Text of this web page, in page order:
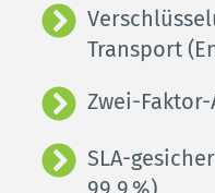
Transport
Zwei-
SLA-